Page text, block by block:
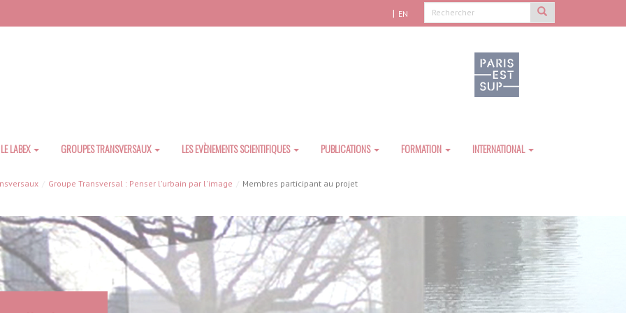
EN
LE LABEX GROUPES TRANSVERSAUX LES EVÈNEMENTS SCIENTIFIQUES PUBLICATIONS FORMATION INTERNATIONAL
Groupe Transversal : Penser l'urbain par l'image Membres participant au projet